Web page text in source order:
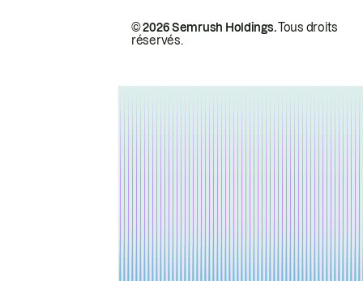
© 2026 Semrush Holdings.Tous droits
réservés.